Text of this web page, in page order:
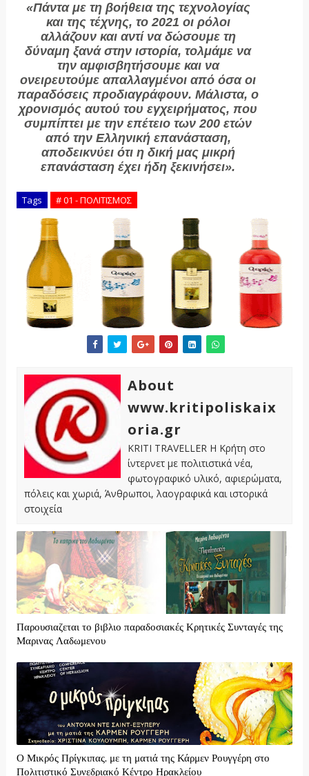
«Πάντα με τη βοήθεια της τεχνολογίας
και της τέχνης, το 2021 οι ρόλοι
αλλάζουν και αντί να δώσουμε τη
δύναμη ξανά στην ιστορία, τολμάμε να
την αμφισβητήσουμε και να
ονειρευτούμε απαλλαγμένοι από όσα οι
παραδόσεις προδιαγράφουν. Μάλιστα, ο
χρονισμός αυτού του εγχειρήματος, που
συμπίπτει με την επέτειο των 200 ετών
από την Ελληνική επανάσταση,
αποδεικνύει ότι η δική μας μικρή
επανάσταση έχει ήδη ξεκινήσει».
Tags # 01 - ΠΟΛΙΤΙΣΜΟΣ
About
www.kritipoliskaix
oria.gr
KRITI TRAVELLER Η Κρήτη στο
ίντερνετ με πολιτιστικά νέα,
φωτογραφικό υλικό, αφιερώματα,
πόλεις και χωριά, Άνθρωποι, λαογραφικά και ιστορικά
στοιχεία
Παρουσιαζεται το βιβλιο παραδοσιακές Κρητικές Συνταγές της
Μαρινας Λαδωμενου
Ο Μικρός Πρίγκιπας, με τη ματιά της Κάρμεν Ρουγγέρη στο
Πολιτιστικό Συνεδριακό Κέντρο Ηρακλείου